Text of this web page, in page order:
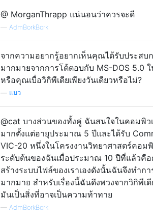
@ MorganThrapp แน่นอนว่าควรจะดี
— AdmBorkBork
จากความอยากรู้อยากเห็นคุณได้รับประสบ
มากมายจากการโต้ตอบกับ MS-DOS 5.0
หรือคุณเบื่อวิกิพีเดียเพียงวันเดียวหรือไม่?
แมว
@cat บางส่วนของทั้งคู่ ฉันสนใจในคอมพิว
มากตั้งแต่อายุประมาณ 5 ปีและได้รับ
VIC-20 หนึ่งในโครงงานวิทยาศาสตร์คอม
ระดับต้นของฉันเมื่อประมาณ 10 ปีที่แล้วคือ
สร้างระบบไฟล์ของเราเองดังนั้นฉันจึงทำกา
มากมาย สำหรับเรื่องนี้ฉันดึงพวงจากวิกิพีเ
มันเป็นสิ่งที่อาจเป็นความท้าทาย
— AdmBorkBork